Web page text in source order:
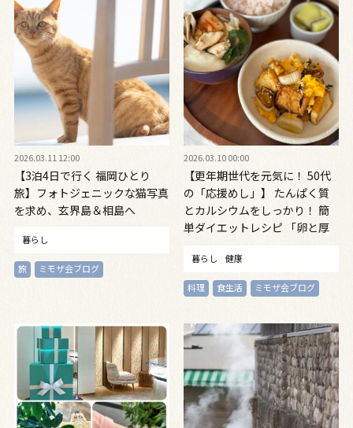
2026.03.11 12:00
【3泊4日で行く 福岡ひとり
旅】フォトジェニックな猫写真
を求め、玄界島＆相島へ
暮らし
旅 ミモザ会ブログ
2026.03.10 00:00
【更年期世代を元気に！ 50代
の「応援めし」】 たんぱく質
とカルシウムをしっかり！ 簡
単ダイエットレシピ 「卵と厚
ね肉とキムチのとろろ汁」
vol.16
暮らし 健康
料理 食生活 ミモザ会ブログ